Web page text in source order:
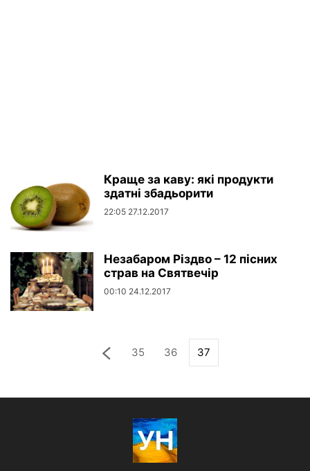
Краще за каву: які продукти
здатні збадьорити
22:05 27.12.2017
Незабаром Різдво – 12 пісних
страв на Святвечір
00:10 24.12.2017
35 36 37